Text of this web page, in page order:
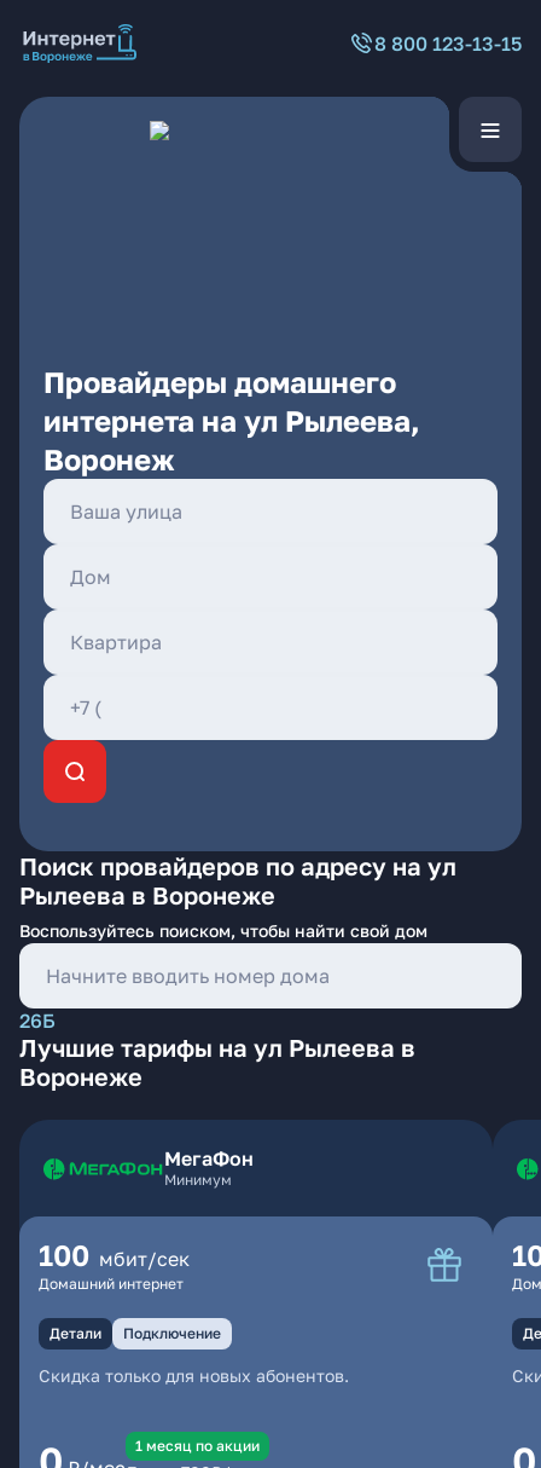
8 800 123-13-15
Провайдеры домашнего
интернета на ул Рылеева,
Воронеж
Поиск провайдеров по адресу на ул
Рылеева в Воронеже
Воспользуйтесь поиском, чтобы найти свой дом
26Б
Лучшие тарифы на ул Рылеева в
Воронеже
МегаФон
Минимум
100 мбит/сек
Домашний интернет
Детали Подключение
Скидка только для новых абонентов.
1 месяц по акции